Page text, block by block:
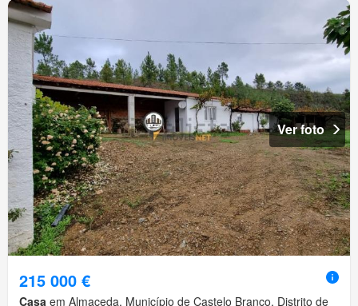
Ver foto
215 000 €
Casa em Almaceda, Município de Castelo Branco, Distrito de